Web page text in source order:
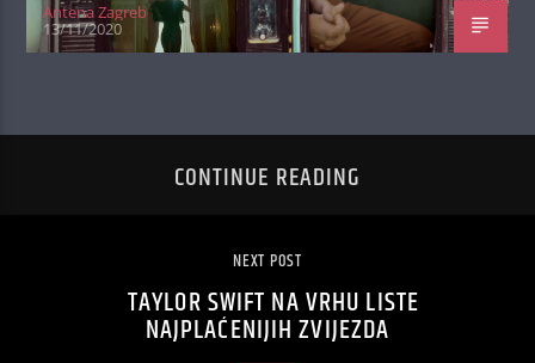
Antena Zagreb
13/11/2020
CONTINUE READING
NEXT POST
TAYLOR SWIFT NA VRHU LISTE
NAJPLAĆENIJIH ZVIJEZDA